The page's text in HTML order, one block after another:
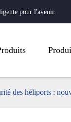
pour l'avenir.
des héliports :